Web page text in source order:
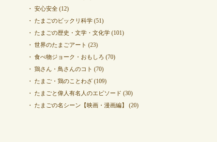
安心安全(12)
たまごのビックリ科学(51)
たまごの歴史・文学・文化学(101)
世界のたまごアート (23)
食べ物ジョーク・おもしろ (70)
鶏さん・鳥さんのコト (70)
たまご・鶏のことわざ(109)
たまごと偉人有名人のエピソード (30)
たまごの名シーン【映画・漫画編】
(20)